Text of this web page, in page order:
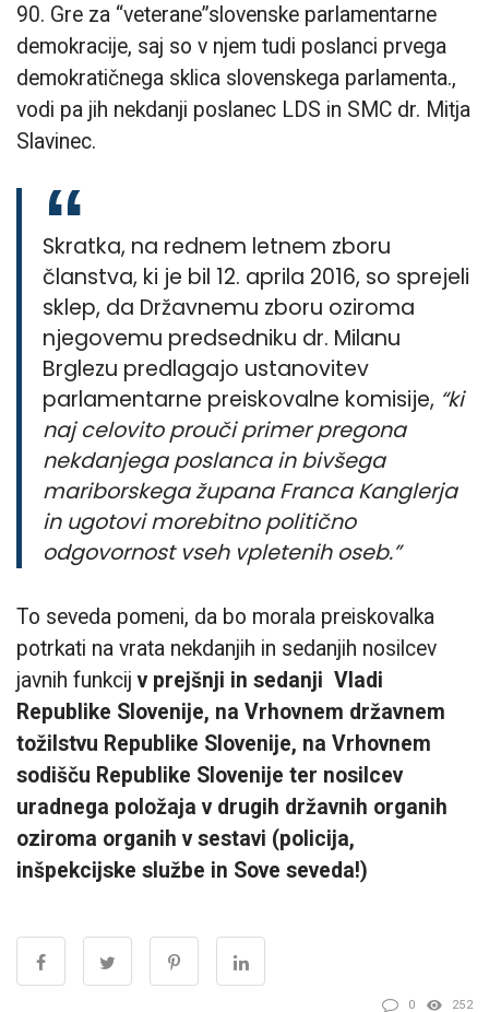
90. Gre za “veterane”slovenske parlamentarne
demokracije, saj so v njem tudi poslanci prvega
demokratičnega sklica slovenskega parlamenta.,
vodi pa jih nekdanji poslanec LDS in SMC dr. Mitja
Slavinec.
Skratka, na rednem letnem zboru
članstva, ki je bil 12. aprila 2016, so sprejeli
sklep, da Državnemu zboru oziroma
njegovemu predsedniku dr. Milanu
Brglezu predlagajo ustanovitev
parlamentarne preiskovalne komisije, “ki
naj celovito prouči primer pregona
nekdanjega poslanca in bivšega
mariborskega župana Franca Kanglerja
in ugotovi morebitno politično
odgovornost vseh vpletenih oseb.”
To seveda pomeni, da bo morala preiskovalka
potrkati na vrata nekdanjih in sedanjih nosilcev
javnih funkcijv prejšnji in sedanji Vladi
Republike Slovenije, na Vrhovnem državnem
tožilstvu Republike Slovenije, na Vrhovnem
sodišču Republike Slovenije ter nosilcev
uradnega položaja v drugih državnih organih
oziroma organih v sestavi (policija,
inšpekcijske službe in Sove seveda!)
0 252